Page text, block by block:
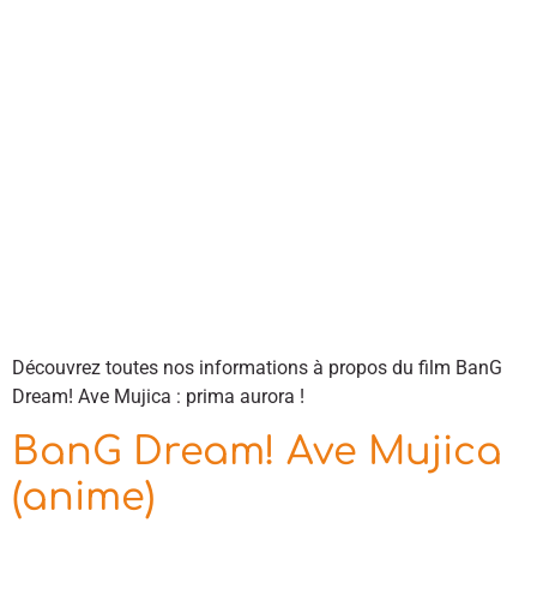
Découvrez toutes nos informations à propos du film BanG
Dream! Ave Mujica : prima aurora !
BanG Dream! Ave Mujica
(anime)